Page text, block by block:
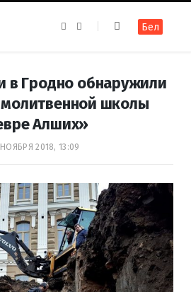
e
o
k
t
r
a
m
Бел
в Гродно обнаружили
школы
Алших»
2018, 13:09